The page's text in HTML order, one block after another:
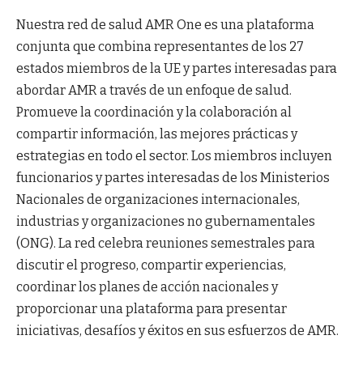
Nuestra red de salud AMR One es una plataforma
conjunta que combina representantes de los 27
estados miembros de la UE y partes interesadas para
abordar AMR a través de un enfoque de salud.
Promueve la coordinación y la colaboración al
compartir información, las mejores prácticas y
estrategias en todo el sector. Los miembros incluyen
funcionarios y partes interesadas de los Ministerios
Nacionales de organizaciones internacionales,
industrias y organizaciones no gubernamentales
(ONG). La red celebra reuniones semestrales para
discutir el progreso, compartir experiencias,
coordinar los planes de acción nacionales y
proporcionar una plataforma para presentar
iniciativas, desafíos y éxitos en sus esfuerzos de AMR.